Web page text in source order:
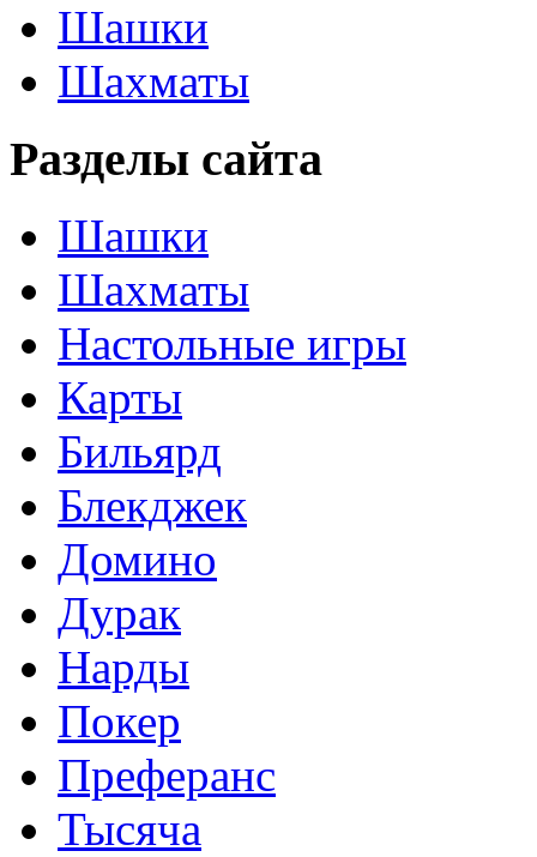
Шашки
Шахматы
Разделы сайта
Шашки
Шахматы
Настольные игры
Карты
Бильярд
Блекджек
Домино
Дурак
Нарды
Покер
Преферанс
Тысяча